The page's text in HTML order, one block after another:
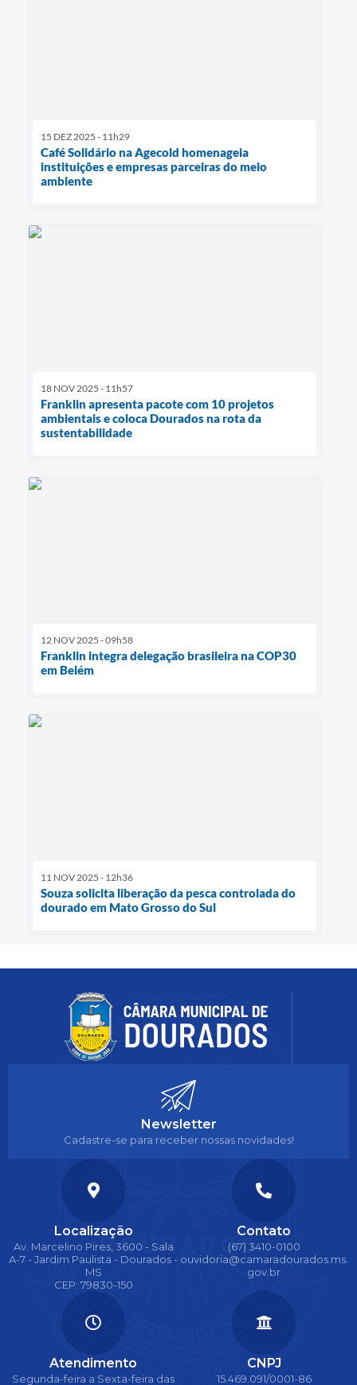
15 DEZ 2025 - 11h29
Café Solidário na Agecold homenageia
instituições e empresas parceiras do meio
ambiente
18 NOV 2025 - 11h57
Franklin apresenta pacote com 10 projetos
ambientais e coloca Dourados na rota da
sustentabilidade
12 NOV 2025 - 09h58
Franklin integra delegação brasileira na COP30
em Belém
11 NOV 2025 - 12h36
Souza solicita liberação da pesca controlada do
dourado em Mato Grosso do Sul
Newsletter
Cadastre-se para receber nossas novidades!
Localização
Av. Marcelino Pires, 3600 - Sala
A-7 - Jardim Paulista - Dourados -
MS
CEP: 79830-150
Contato
(67) 3410-0100
ouvidoria@camaradourados.ms.
gov.br
Atendimento
Segunda-feira a Sexta-feira das
CNPJ
15.469.091/0001-86